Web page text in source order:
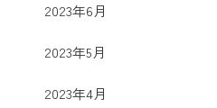
2023年6月
2023年5月
2023年4月